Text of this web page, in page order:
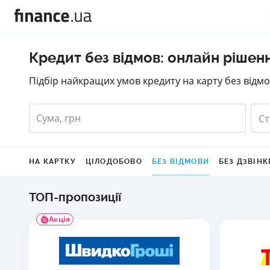
Кредит без відмов: онлайн
Підбір найкращих умов кредиту на карту без
Сума, грн
НА КАРТКУ ЦІЛОДОБОВО БЕЗ ВІДМОВИ БЕЗ
ТОП-пропозиції
Акція